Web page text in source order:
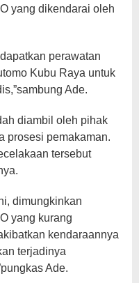
yang dikendarai oleh
perawatan
Kubu Raya untuk
Ade.
diambil oleh pihak
prosesi pemakaman.
tersebut
dimungkinkan
yang kurang
kendaraannya
terjadinya
Ade.